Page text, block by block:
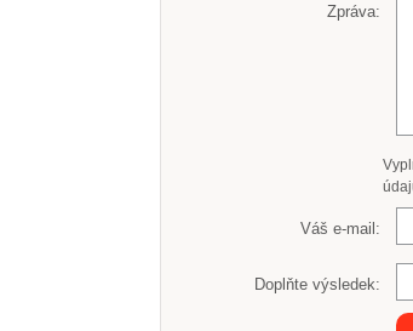
Zpráva:
Váš e-mail:
Doplňte výsledek: